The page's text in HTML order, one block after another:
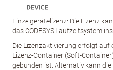
Einzelgerätelizenz: Die Lizenz
das CODESYS Laufzeitsystem
Die Lizenzaktivierung erfolgt auf
Lizenz-Container (Soft-
gebunden ist. Alternativ kann die